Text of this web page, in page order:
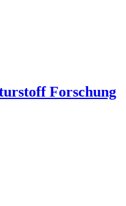
Forschung